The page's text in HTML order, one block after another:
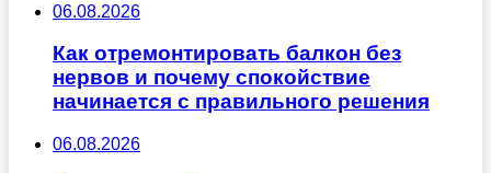
06.08.2026
Как отремонтировать балкон без
нервов и почему спокойствие
начинается с правильного решения
06.08.2026